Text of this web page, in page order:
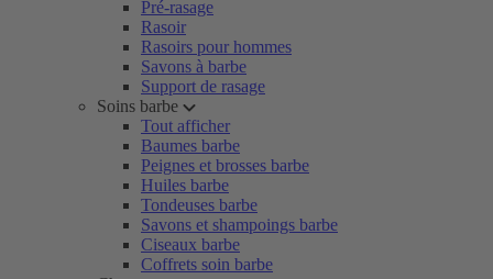
Pré-rasage
Rasoir
Rasoirs pour hommes
Savons à barbe
Support de rasage
Soins barbe
Tout afficher
Baumes barbe
Peignes et brosses barbe
Huiles barbe
Tondeuses barbe
Savons et shampoings barbe
Ciseaux barbe
Coffrets soin barbe